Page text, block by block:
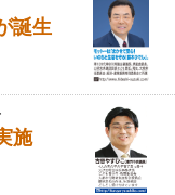
誕生
施